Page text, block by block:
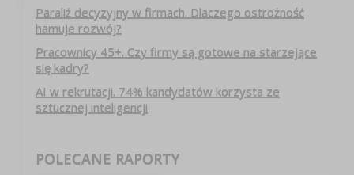
Paraliż decyzyjny w firmach. Dlaczego ostrożność
hamuje rozwój?
Pracownicy 45+. Czy firmy są gotowe na starzejące
się kadry?
AI w rekrutacji. 74% kandydatów korzysta ze
sztucznej inteligencji
POLECANE RAPORTY